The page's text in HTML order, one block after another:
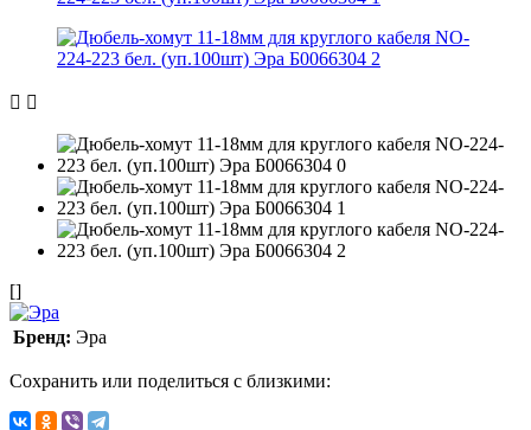
[]
Бренд: Эра
Сохранить или поделиться с близкими: